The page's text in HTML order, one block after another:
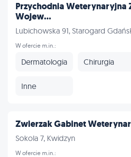
Przychodnia Weterynaryjna
Wojew...
Lubichowska 91, Starogard
W ofercie m.in.:
Dermatologia Chirurgia
Inne
Zwierzak Gabinet
Sokola 7, Kwidzyn
W ofercie m.in.: